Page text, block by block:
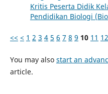
Kritis Peserta Didik
Pendidikan Biologi
<< < 1 2 3 4 5 6 7 8 9 10 11 12
You may also start an
article.